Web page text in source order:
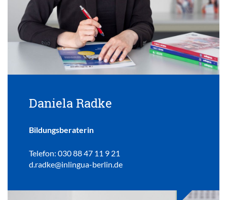
Daniela Radke
Bildungsberaterin
Telefon: 030 88 47 11 9 21
d.radke@inlingua-berlin.de